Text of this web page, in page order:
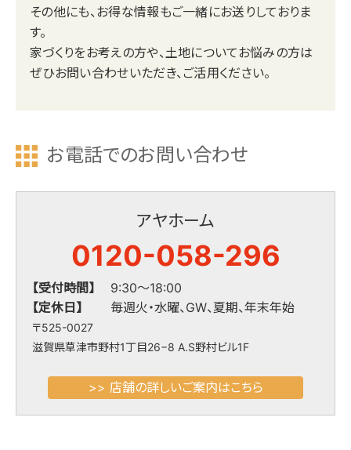
その他にも、お得な情報もご一緒にお送りしておりま
す。
家づくりをお考えの方や、土地についてお悩みの方は
ぜひお問い合わせいただき、ご活用ください。
お電話でのお問い合わせ
アヤホーム
0120-058-296
【受付時間】
9:30～18:00
【定休日】
毎週火・水曜、GW、夏期、年末年始
〒525-0027
滋賀県草津市野村1丁目26−8 A.S野村ビル1F
>> 店舗の詳しいご案内はこちら